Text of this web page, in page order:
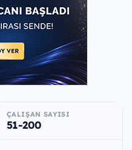
ÇALIŞAN SAYISI
51-200